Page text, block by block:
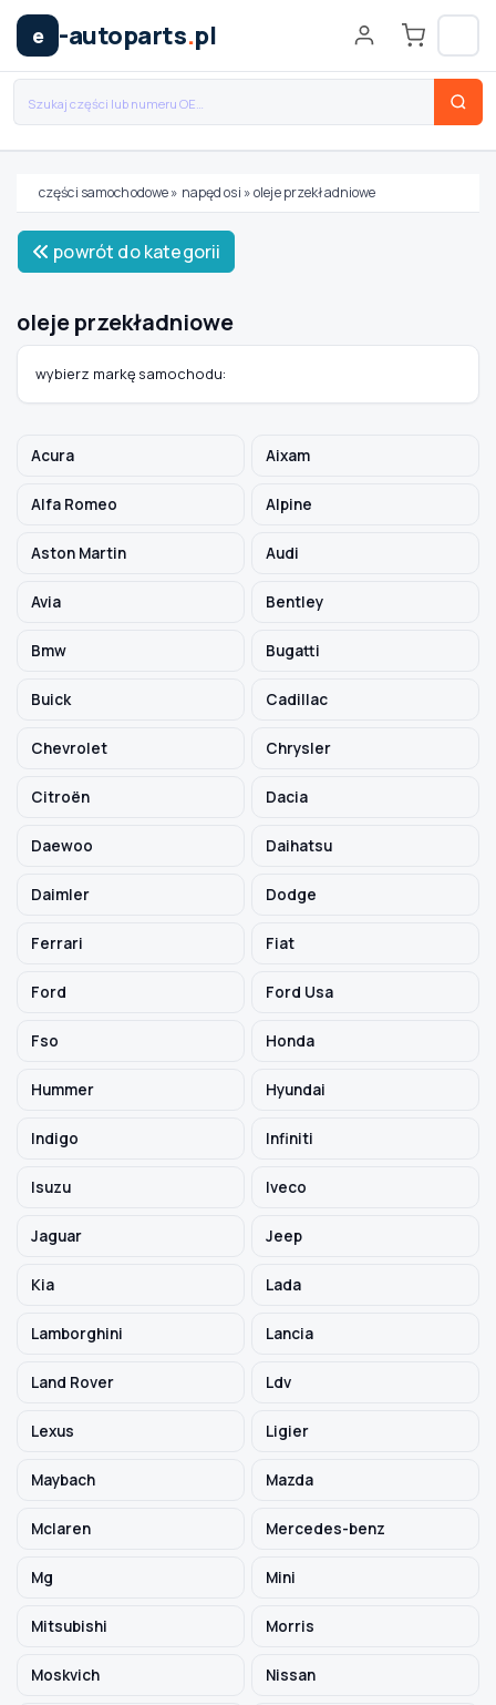
e -autoparts.pl
Wybierz swój pojazd
MODEL
TYP / SILNIK
części samochodowe» napęd osi »oleje przekładniowe
powrót do kategorii
oleje przekładniowe
wybierz markę samochodu:
Acura Aixam
Alfa Romeo Alpine
Aston Martin Audi
Avia Bentley
Bmw Bugatti
Buick Cadillac
Chevrolet Chrysler
Citroën Dacia
Daewoo Daihatsu
Daimler Dodge
Ferrari Fiat
Ford Ford Usa
Fso Honda
Hummer Hyundai
Indigo Infiniti
Isuzu Iveco
Jaguar Jeep
Kia Lada
Lamborghini Lancia
Land Rover Ldv
Lexus Ligier
Maybach Mazda
Mclaren Mercedes-benz
Mg Mini
Mitsubishi Morris
Moskvich Nissan